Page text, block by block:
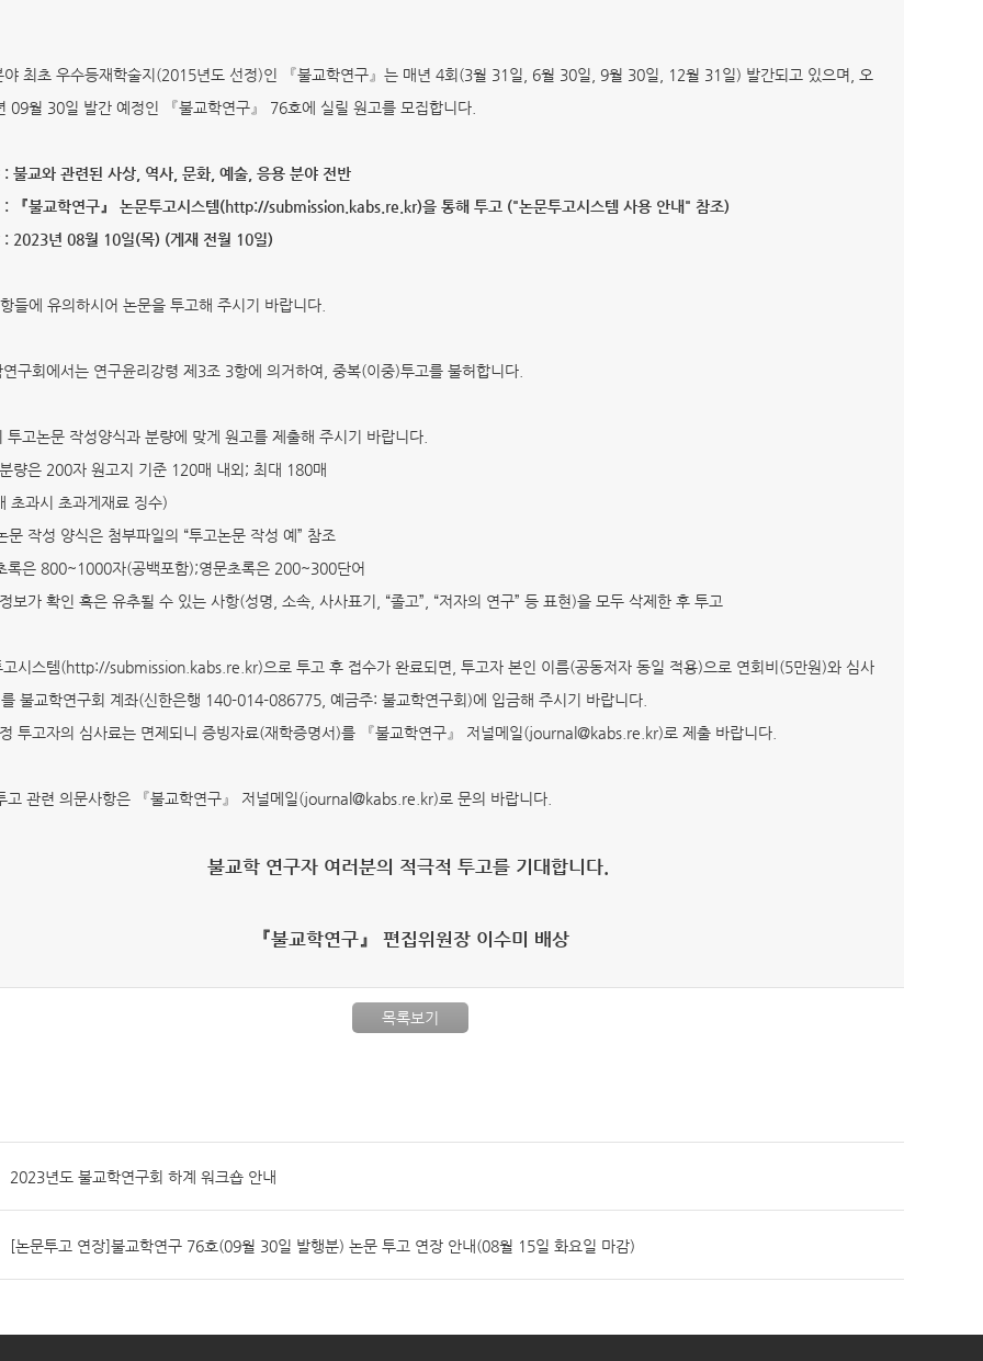
최초 우수등재학술지(2015년도 선정)인 『불교학연구』는 매년 4회(3월 31일, 6월 30일, 9월 30일, 12월 31일) 발간되고 있으며, 오
09월 30일 발간 예정인 『불교학연구』 76호에 실릴 원고를 모집합니다.
: 불교와 관련된 사상, 역사, 문화, 예술, 응용 분야 전반
: 『불교학연구』 논문투고시스템(http://submission.kabs.re.kr)을 통해 투고 ("논문투고시스템 사용 안내" 참조)
: 2023년 08월 10일(목) (게재 전월 10일)
들에 유의하시어 논문을 투고해 주시기 바랍니다.
구회에서는 연구윤리강령 제3조 3항에 의거하여, 중복(이중)투고를 불허합니다.
고논문 작성양식과 분량에 맞게 원고를 제출해 주시기 바랍니다.
량은 200자 원고지 기준 120매 내외; 최대 180매
과시 초과게재료 징수)
작성 양식은 첨부파일의 “투고논문 작성 예” 참조
은 800~1000자(공백포함);영문초록은 200~300단어
가 확인 혹은 유추될 수 있는 사항(성명, 소속, 사사표기, “졸고”, “저자의 연구” 등 표현)을 모두 삭제한 후 투고
시스템(http://submission.kabs.re.kr)으로 투고 후 접수가 완료되면, 투고자 본인 이름(공동저자 동일 적용)으로 연회비(5만원)와 심사
불교학연구회 계좌(신한은행 140-014-086775, 예금주: 불교학연구회)에 입금해 주시기 바랍니다.
투고자의 심사료는 면제되니 증빙자료(재학증명서)를 『불교학연구』 저널메일(journal@kabs.re.kr)로 제출 바랍니다.
관련 의문사항은 『불교학연구』 저널메일(journal@kabs.re.kr)로 문의 바랍니다.
불교학 연구자 여러분의 적극적 투고를 기대합니다.
『불교학연구』 편집위원장 이수미 배상
목록보기
2023년도 불교학연구회 하계 워크숍 안내
[논문투고 연장]불교학연구 76호(09월 30일 발행분) 논문 투고 연장 안내(08월 15일 화요일 마감)